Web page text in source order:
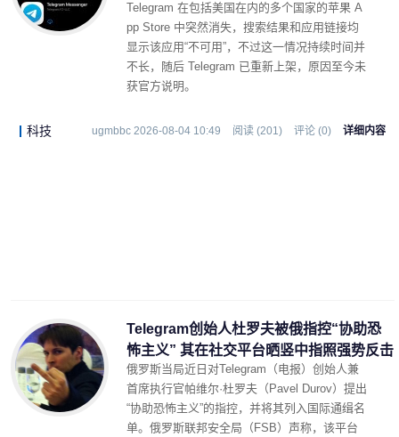
Telegram 在包括美国在内的多个国家的苹果 A
pp Store 中突然消失，搜索结果和应用链接均
显示该应用“不可用”，不过这一情况持续时间并
不长，随后 Telegram 已重新上架，原因至今未
获官方说明。
科技 ugmbbc 2026-08-04 10:49 阅读 (201) 评论 (0) 详细内容
Telegram创始人杜罗夫被俄指控“协助恐
怖主义” 其在社交平台晒竖中指照强势反击
俄罗斯当局近日对Telegram（电报）创始人兼
首席执行官帕维尔·杜罗夫（Pavel Durov）提出
“协助恐怖主义”的指控，并将其列入国际通缉名
单。俄罗斯联邦安全局（FSB）声称，该平台